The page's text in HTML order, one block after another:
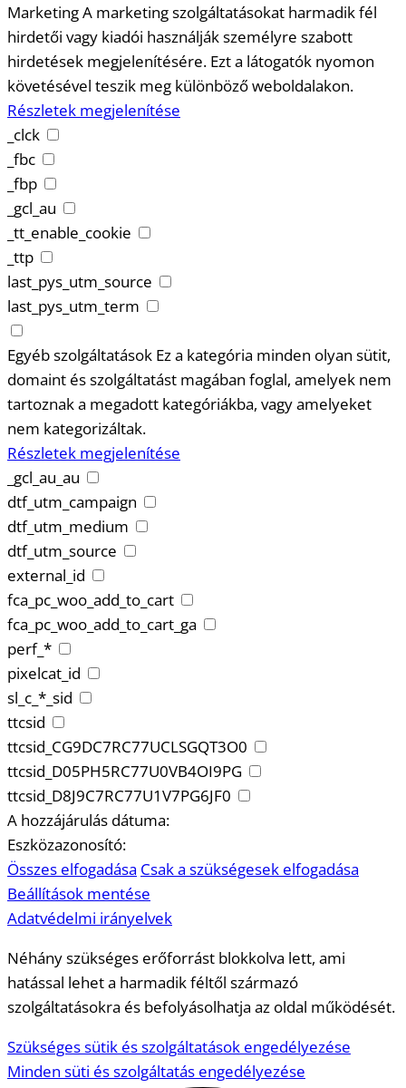
MarketingA marketing szolgáltatásokat harmadik fél
hirdetői vagy kiadói használják személyre szabott
hirdetések megjelenítésére. Ezt a látogatók nyomon
követésével teszik meg különböző weboldalakon.
Részletek megjelenítése
_clck
_fbc
_fbp
_gcl_au
_tt_enable_cookie
_ttp
last_pys_utm_source
last_pys_utm_term
Egyéb szolgáltatások Ez a kategória minden olyan sütit,
domaint és szolgáltatást magában foglal, amelyek nem
tartoznak a megadott kategóriákba, vagy amelyeket
nem kategorizáltak.
Részletek megjelenítése
_gcl_au_au
dtf_utm_campaign
dtf_utm_medium
dtf_utm_source
external_id
fca_pc_woo_add_to_cart
fca_pc_woo_add_to_cart_ga
perf_*
pixelcat_id
sl_c_*_sid
ttcsid
ttcsid_CG9DC7RC77UCLSGQT3O0
ttcsid_D05PH5RC77U0VB4OI9PG
ttcsid_D8J9C7RC77U1V7PG6JF0
A hozzájárulás dátuma:
Eszközazonosító:
Összes elfogadása Csak a szükségesek elfogadása
Beállítások mentése
Adatvédelmi irányelvek
Néhány szükséges erőforrást blokkolva lett, ami
hatással lehet a harmadik féltől származó
szolgáltatásokra és befolyásolhatja az oldal működését.
Szükséges sütik és szolgáltatások engedélyezése
Minden süti és szolgáltatás engedélyezése